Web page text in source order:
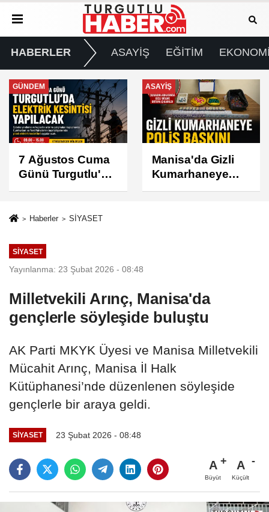
HABERLER ASAYİŞ EĞİTİM
ASAYİŞ
Manisa'da Gizli
Kumarhaneye
Polis Baskını
SPOR
Turgutlu
Belediyespor'un
Fikstürü Belli
Haberler SİYASET
SİYASET
Yayınlanma: 23 Şubat 2026 - 08:48
Milletvekili Arınç, Manisa'da
gençlerle söyleşide buluştu
AK Parti MKYK Üyesi ve Manisa Milletvekili
Mücahit Arınç, Manisa İl Halk
Kütüphanesi’nde düzenlenen söyleşide
gençlerle bir araya geldi.
SİYASET 23 Şubat 2026 - 08:48
A
Büyüt
A
Küçült